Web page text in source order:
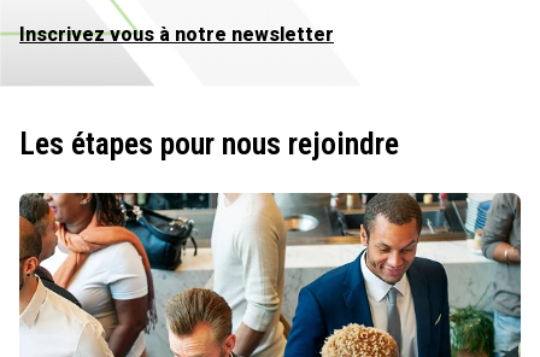
Inscrivez vous à notre newsletter
Les étapes pour nous rejoindre